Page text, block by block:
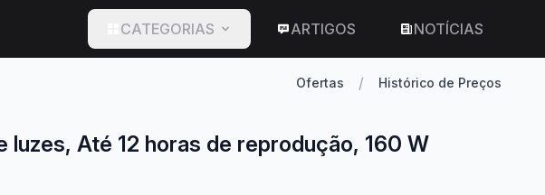
CATEGORIAS ARTIGOS NOTÍCIAS
Ofertas / Histórico de Preços
luzes, Até 12 horas de reprodução, 160 W